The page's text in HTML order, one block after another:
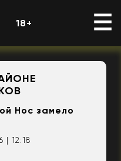
18+
Нос замело
| 12:18